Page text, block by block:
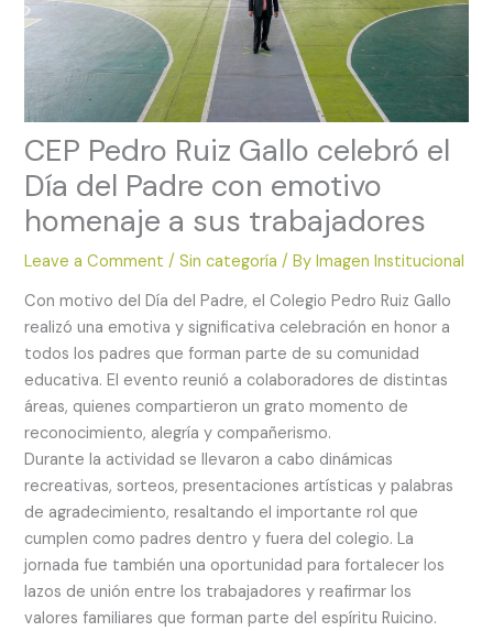
CEP Pedro Ruiz Gallo celebró el
Día del Padre con emotivo
homenaje a sus trabajadores
Leave a Comment /Sin categoría / ByImagen Institucional
Con motivo del Día del Padre, el Colegio Pedro Ruiz Gallo
realizó una emotiva y significativa celebración en honor a
todos los padres que forman parte de su comunidad
educativa. El evento reunió a colaboradores de distintas
áreas, quienes compartieron un grato momento de
reconocimiento, alegría y compañerismo.
Durante la actividad se llevaron a cabo dinámicas
recreativas, sorteos, presentaciones artísticas y palabras
de agradecimiento, resaltando el importante rol que
cumplen como padres dentro y fuera del colegio. La
jornada fue también una oportunidad para fortalecer los
lazos de unión entre los trabajadores y reafirmar los
valores familiares que forman parte del espíritu Ruicino.